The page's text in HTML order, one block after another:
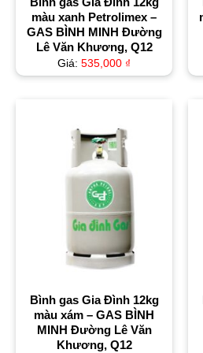
màu xanh Petrolimex –
GAS BÌNH MINH Đường
Lê Văn Khương, Q12
Giá: 535,000 ₫
Bình gas Gia Đình 12kg
màu xám – GAS BÌNH
MINH Đường Lê Văn
Khương, Q12